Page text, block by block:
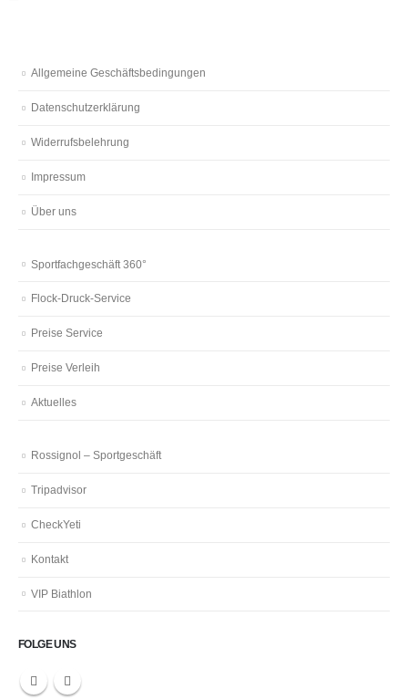
Allgemeine Geschäftsbedingungen
Datenschutzerklärung
Widerrufsbelehrung
Impressum
Über uns
Sportfachgeschäft 360°
Flock-Druck-Service
Preise Service
Preise Verleih
Aktuelles
Rossignol – Sportgeschäft
Tripadvisor
CheckYeti
Kontakt
VIP Biathlon
FOLGE UNS